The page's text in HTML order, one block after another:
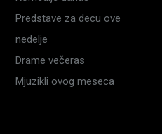
Predstave za decu ove
nedelje
Drame večeras
Mjuzikli ovog meseca